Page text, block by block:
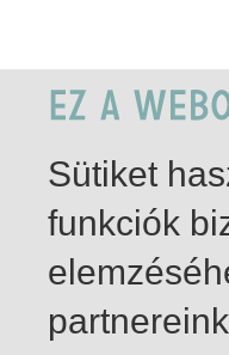
Sütiket
funkciók